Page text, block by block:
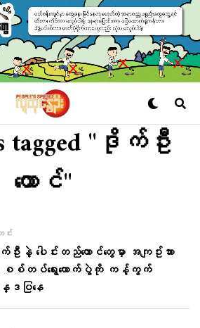
tagged "ဒိုက်ဦး
ထောင်"
း
ဦးနဲ့ ပေါင်းတည်ထောင်တွေမှာ အကျဥ်းသား
စစ်တပ်ရွေးကောက်ပွဲကို ကန့်ကွက်
ဒပြနေ